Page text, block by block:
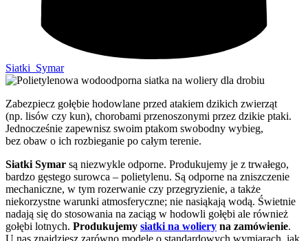
Siatki_Symar
Zabezpiecz gołębie hodowlane przed atakiem dzikich zwierząt
(np. lisów czy kun), chorobami przenoszonymi przez dzikie ptaki.
Jednocześnie zapewnisz swoim ptakom swobodny wybieg,
bez obaw o ich rozbieganie po całym terenie.
Siatki Symar są niezwykle odporne. Produkujemy je z trwałego,
bardzo gęstego surowca – polietylenu. Są odporne na zniszczenie
mechaniczne, w tym rozerwanie czy przegryzienie, a także
niekorzystne warunki atmosferyczne; nie nasiąkają wodą. Świetnie
nadają się do stosowania na zaciąg w hodowli gołębi ale również
gołębi lotnych. Produkujemy siatki na woliery na zamówienie.
U nas znajdziesz zarówno modele o standardowych wymiarach, jak